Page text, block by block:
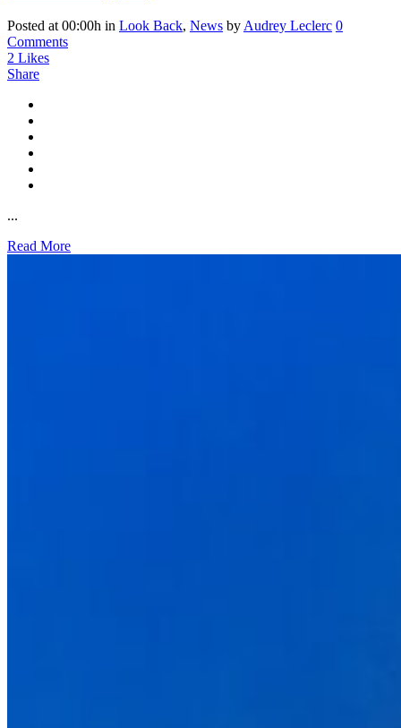
Posted at 00:00h in Look Back, News by Audrey Leclerc 0
Comments
2 Likes
Share
...
Read More